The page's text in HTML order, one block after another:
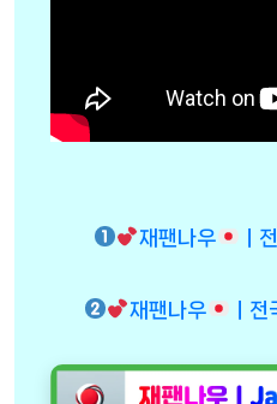
재팬나우 ㅣ
재팬나우 ㅣ